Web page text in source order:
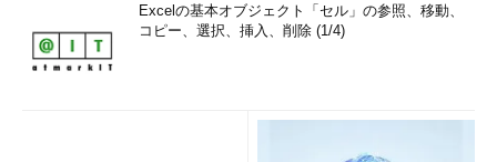
Excelの基本オブジェクト「セル」の参照、移動、
コピー、選択、挿入、削除 (1/4)